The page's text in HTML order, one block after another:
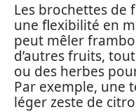
Les brochettes
une flexibilité en
peut mêler
d’autres fruits,
ou des herbes
Par exemple, une
léger zeste de